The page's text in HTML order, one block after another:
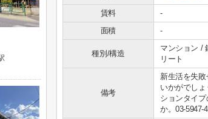
賃料 -
面積
-
種別/構造
マンション /
リート
備考
新生活を失
いかがでし
ションタイ
か。03-5947-